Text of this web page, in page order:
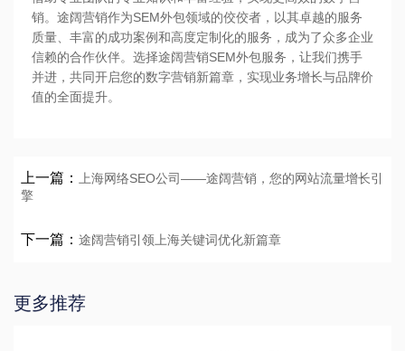
销。途阔营销作为SEM外包领域的佼佼者，以其卓越的服务
质量、丰富的成功案例和高度定制化的服务，成为了众多企业
信赖的合作伙伴。选择途阔营销SEM外包服务，让我们携手
并进，共同开启您的数字营销新篇章，实现业务增长与品牌价
值的全面提升。
上一篇：
上海网络SEO公司——途阔营销，您的网站流量增长引
擎
下一篇：途阔营销引领上海关键词优化新篇章
更多推荐